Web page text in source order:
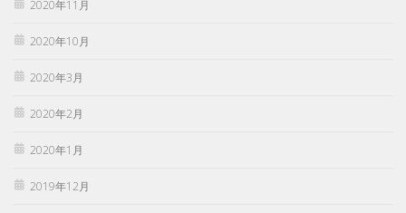
2020年11月
2020年10月
2020年3月
2020年2月
2020年1月
2019年12月